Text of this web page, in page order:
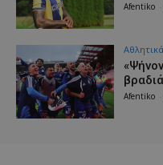
Afentiko
Αθλητικά
Afentiko